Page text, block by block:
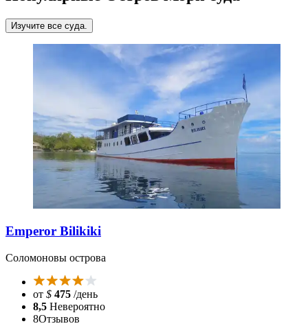
Изучите все суда.
Emperor Bilikiki
Соломоновы острова
от $ 475 /день
8,5 Невероятно
8Отзывов